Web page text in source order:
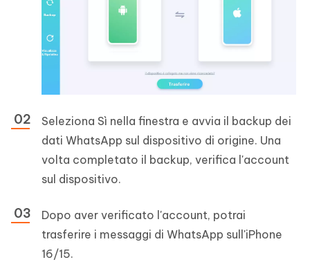
Seleziona Sì nella finestra e avvia il backup dei
dati WhatsApp sul dispositivo di origine. Una
volta completato il backup, verifica l'account
sul dispositivo.
Dopo aver verificato l'account, potrai
trasferire i messaggi di WhatsApp sull'iPhone
16/15.